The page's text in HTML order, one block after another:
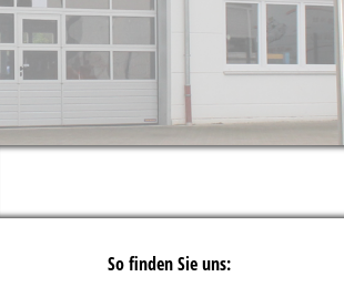
So finden Sie uns: